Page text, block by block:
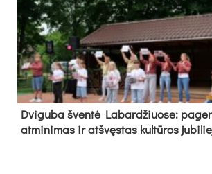
Dvi­gu­ba šven­tė La­bar­džiuo­se:
at­mi­ni­mas ir at­švęs­tas kul­tū­ros